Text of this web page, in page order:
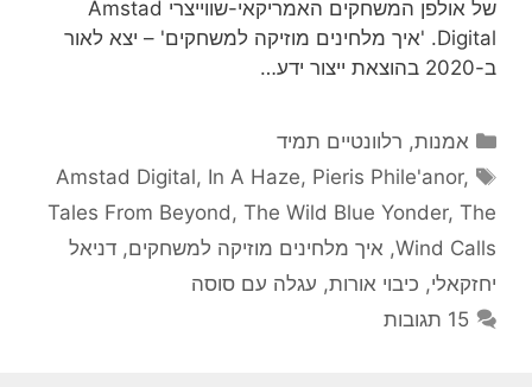
של אולפן המשחקים האמריקאי-שווייצרי Amstad
Digital. 'איך מלחינים מוזיקה למשחקים' – יצא לאור
ב-2020 בהוצאת ייצור ידע…
קטגוריות
אמנות, רלוונטיים תמיד
תגיות
Amstad Digital, In A Haze, Pieris Phile'anor,
Tales From Beyond, The Wild Blue Yonder, The
Wind Calls
, איך מלחינים מוזיקה למשחקים, דניאל
יחזקאלי, כיבוי אורות, עגלה עם סוסה
15 תגובות